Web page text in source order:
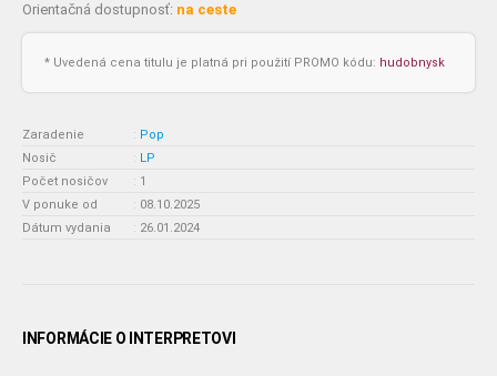
Orientačná dostupnosť: na ceste
* Uvedená cena titulu je platná pri použití PROMO kódu: hudobnysk
Zaradenie : Pop
Nosič
: LP
Počet nosičov
: 1
V ponuke od
: 08.10.2025
Dátum vydania
: 26.01.2024
INFORMÁCIE O INTERPRETOVI